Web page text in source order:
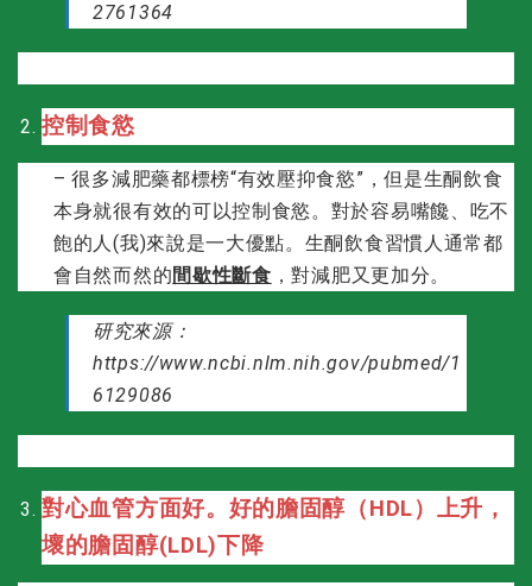
2761364
控制食慾
– 很多減肥藥都標榜“有效壓抑食慾”，但是生酮飲食
本身就很有效的可以控制食慾。對於容易嘴饞、吃不
飽的人(我)來說是一大優點。生酮飲食習慣人通常都
會自然而然的間歇性斷食 ，對減肥又更加分。
研究來源：
https://www.ncbi.nlm.nih.gov/pubmed/1
6129086
對心血管方面好。好的膽固醇（HDL）上升，
壞的膽固醇(LDL)下降